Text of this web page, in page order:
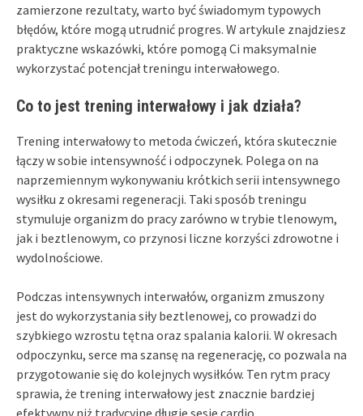
zamierzone rezultaty, warto być świadomym typowych
błędów, które mogą utrudnić progres. W artykule znajdziesz
praktyczne wskazówki, które pomogą Ci maksymalnie
wykorzystać potencjał treningu interwałowego.
Co to jest trening interwałowy i jak działa?
Trening interwałowy to metoda ćwiczeń, która skutecznie
łączy w sobie intensywność i odpoczynek. Polega on na
naprzemiennym wykonywaniu krótkich serii intensywnego
wysiłku z okresami regeneracji. Taki sposób treningu
stymuluje organizm do pracy zarówno w trybie tlenowym,
jak i beztlenowym, co przynosi liczne korzyści zdrowotne i
wydolnościowe.
Podczas intensywnych interwałów, organizm zmuszony
jest do wykorzystania siły beztlenowej, co prowadzi do
szybkiego wzrostu tętna oraz spalania kalorii. W okresach
odpoczynku, serce ma szansę na regenerację, co pozwala na
przygotowanie się do kolejnych wysiłków. Ten rytm pracy
sprawia, że trening interwałowy jest znacznie bardziej
efektywny niż tradycyjne długie sesje cardio.